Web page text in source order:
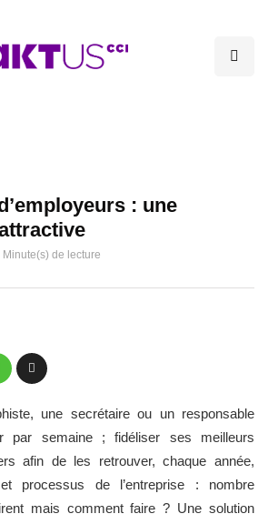
: une
Minute(s) de lecture
une secrétaire ou un responsable
par semaine ; fidéliser ses meilleurs
afin de les retrouver, chaque année,
processus de l’entreprise : nombre
mais comment faire ? Une solution